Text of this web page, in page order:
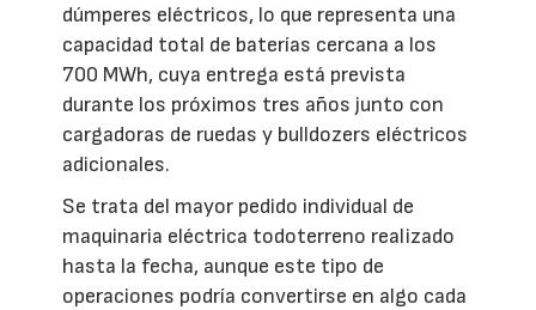
dúmperes eléctricos, lo que representa una
capacidad total de baterías cercana a los
700 MWh, cuya entrega está prevista
durante los próximos tres años junto con
cargadoras de ruedas y bulldozers eléctricos
adicionales.
Se trata del mayor pedido individual de
maquinaria eléctrica todoterreno realizado
hasta la fecha, aunque este tipo de
operaciones podría convertirse en algo cada